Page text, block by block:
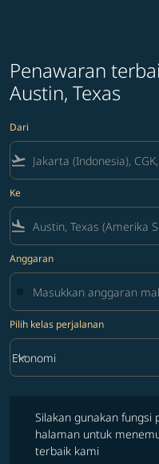
Penawaran
Austin, Texas
Dari
flight_takeoff
Ke
flight_land
Anggaran
Pilih kelas perjalanan
Pilih kelas perjalanan option
Ekonomi
keyboard_arrow_down
Silakan gunakan fungsi
halaman untuk
terbaik kami